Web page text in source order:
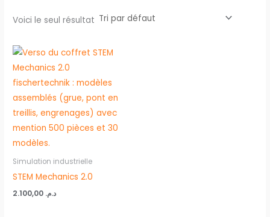
Voici le seul résultat
Simulation industrielle
STEM Mechanics 2.0
د.م.